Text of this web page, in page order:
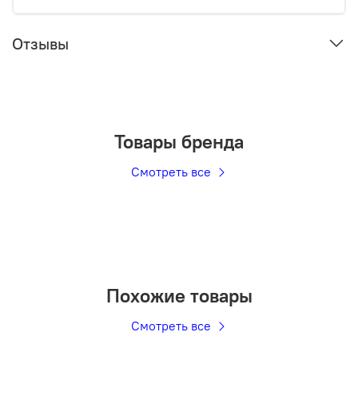
Отзывы
Товары бренда
Смотреть все
Похожие товары
Смотреть все